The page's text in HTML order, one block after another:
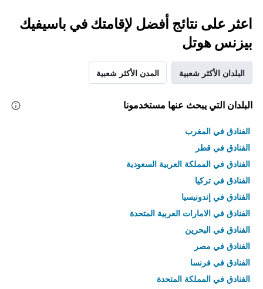
اعثر على نتائج أفضل لإقامتك في باسيفيك
بيزنس هوتل
البلدان الأكثر شعبية المدن الأكثر شعبية
البلدان التي يبحث عنها مستخدمونا
الفنادق في المغرب
الفنادق في قطر
الفنادق في المملكة العربية السعودية
الفنادق في تركيا
الفنادق في إندونيسيا
الفنادق في الامارات العربية المتحدة
الفنادق في البحرين
الفنادق في مصر
الفنادق في فرنسا
الفنادق في المملكة المتحدة